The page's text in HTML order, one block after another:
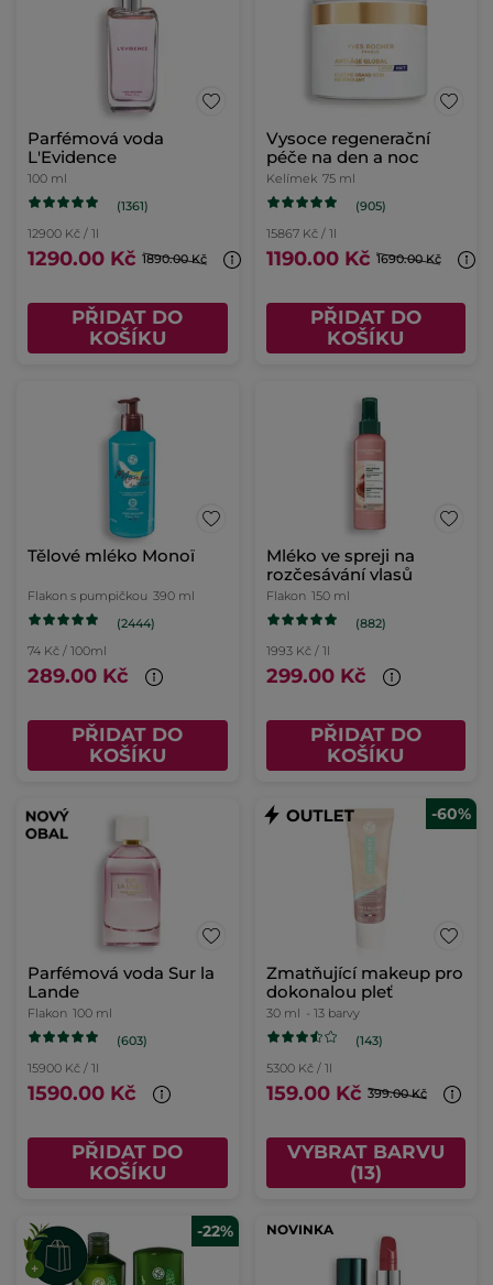
Parfémová voda
L'Evidence
100 ml
(1361)
12900 Kč / 1l
1290.00 Kč 1890.00 Kč
PŘIDAT DO
KOŠÍKU
Vysoce regenerační
péče na den a noc
Kelímek 75 ml
(905)
15867 Kč / 1l
1190.00 Kč 1690.00 Kč
PŘIDAT DO
KOŠÍKU
Tělové mléko Monoï
Flakon s pumpičkou 390 ml
(2444)
74 Kč / 100ml
289.00 Kč
PŘIDAT DO
KOŠÍKU
Mléko ve spreji na
rozčesávání vlasů
Flakon 150 ml
(882)
1993 Kč / 1l
299.00 Kč
PŘIDAT DO
KOŠÍKU
Parfémová voda Sur la
Lande
Flakon 100 ml
(603)
15900 Kč / 1l
1590.00 Kč
PŘIDAT DO
KOŠÍKU
-60%
Zmatňující makeup pro
dokonalou pleť
30 ml - 13 barvy
(143)
5300 Kč / 1l
159.00 Kč 399.00 Kč
VYBRAT BARVU
(13)
-22% NOVINKA